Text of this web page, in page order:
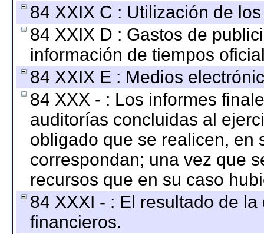
84 XXIX C : Utilización de
84 XXIX D : Gastos de
información de tiempos
84 XXIX E : Medios
84 XXX - : Los informes
auditorías concluidas al
obligado que se realicen, en
correspondan; una vez que
recursos que en su caso
84 XXXI - : El resultado de
financieros.